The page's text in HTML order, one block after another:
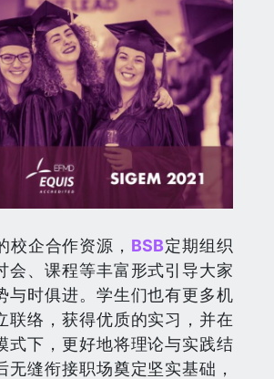
校企合作资源， BSB定期组织
会、课程等丰富形式引导大家
与时俱进。学生们也有更多机
联络，获得优质的实习，并在
式下，更好地将理论与实践结
无缝衔接职场奠定坚实基础，